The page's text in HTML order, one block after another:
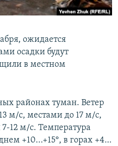
ожидается
осадки будут
в местном
районах туман. Ветер
м/с, местами до 17 м/с,
12 м/с. Температура
+10...+15°, в горах +4…